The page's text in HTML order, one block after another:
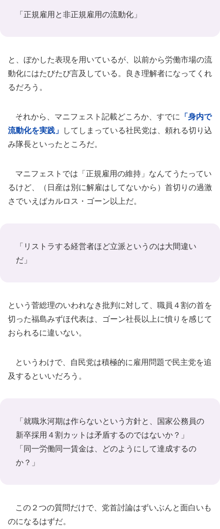
「正規雇用と非正規雇用の流動化」
と、ぼかした表現を用いているが、以前から労働市場の流
動化にはたびたび言及している。良き理解者になってくれ
るだろう。
それから、マニフェスト記載どころか、すでに 「身内で
流動化を実践」 してしまっている社民党は、頼れる切り込
み隊長といったところだ。
マニフェストでは「正規雇用の維持」なんてうたってい
るけど、（日産は別に解雇はしてないから）首切りの過激
さでいえばカルロス・ゴーン以上だ。
「リストラする経営者ほど立派というのは大間違い
だ」
という菅総理のいわれなき批判に対して、職員４割の首を
切った福島みずほ代表は、ゴーン社長以上に憤りを感じて
おられるに違いない。
というわけで、自民党は積極的に雇用問題で民主党を追
及するといいだろう。
「就職氷河期は作らないという方針と、国家公務員の
新卒採用４割カットは矛盾するのではないか？」
「同一労働同一賃金は、どのようにして達成するの
か？」
この２つの質問だけで、党首討論はずいぶんと面白いも
のになるはずだ。